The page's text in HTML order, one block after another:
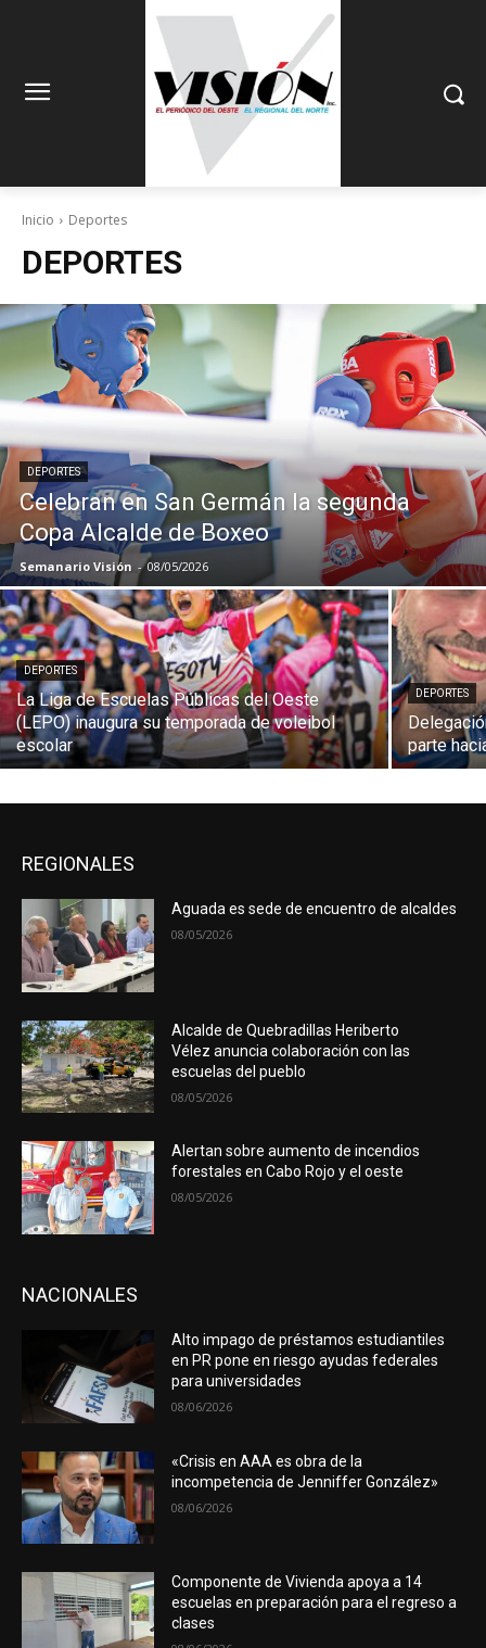
Inicio Deportes
DEPORTES
DEPORTES
Celebran en San Germán la segunda
Copa Alcalde de Boxeo
Semanario Visión - 08/05/2026
DEPORTES
La Liga de Escuelas Públicas del Oeste
(LEPO) inaugura su temporada de voleibol
escolar
DEPORTES
parte
REGIONALES
Aguada es sede de encuentro de alcaldes
08/05/2026
Alcalde de Quebradillas Heriberto
Vélez anuncia colaboración con las
escuelas del pueblo
08/05/2026
Alertan sobre aumento de incendios
forestales en Cabo Rojo y el oeste
08/05/2026
NACIONALES
Alto impago de préstamos estudiantiles
en PR pone en riesgo ayudas federales
para universidades
08/06/2026
«Crisis en AAA es obra de la
incompetencia de Jenniffer González»
08/06/2026
Componente de Vivienda apoya a 14
escuelas en preparación para el regreso a
clases